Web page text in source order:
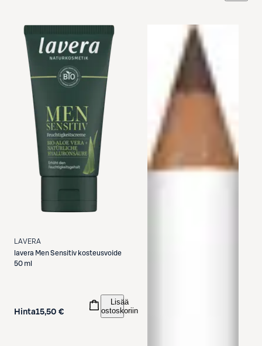
LAVERA
lavera Men Sensitiv kosteusvoide
50 ml
Hinta15,50 €
Lisää
ostoskoriin